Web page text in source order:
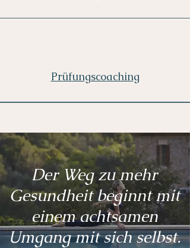
Prüfungscoaching
Der Weg zu mehr
Gesundheit beginnt mit
einem achtsamen
Umgang mit sich selbst.